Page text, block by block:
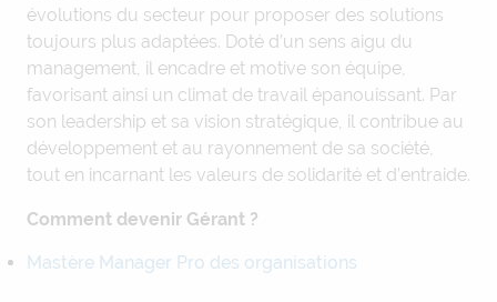
évolutions du secteur pour proposer des solutions
toujours plus adaptées. Doté d’un sens aigu du
management, il encadre et motive son équipe,
favorisant ainsi un climat de travail épanouissant. Par
son leadership et sa vision stratégique, il contribue au
développement et au rayonnement de sa société,
tout en incarnant les valeurs de solidarité et d’entraide.
Comment devenir Gérant ?
Mastère Manager Pro des organisations